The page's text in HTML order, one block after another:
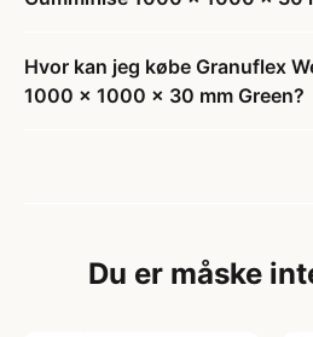
Hvor kan jeg købe Granuflex
1000 x 1000 x 30 mm Green?
Du er måske